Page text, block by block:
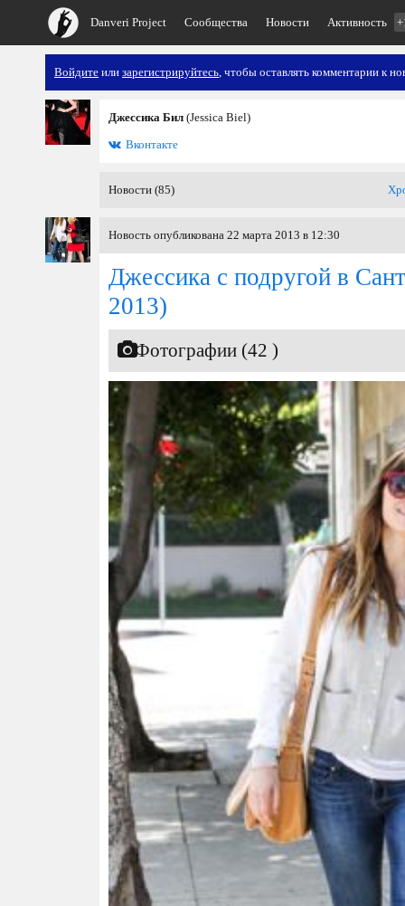
Danveri Project Сообщества Новости Активность
Войдите или зарегистрируйтесь, чтобы оставлять комментарии к
Джессика Бил (Jessica Biel)
Вконтакте
Новости (85)
Новость опубликована 22 марта 2013 в 12:30
Джессика с подругой в
2013)
Фотографии (42 )